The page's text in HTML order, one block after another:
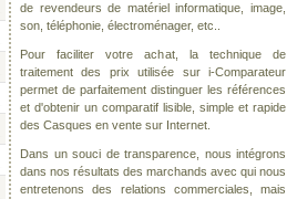
de revendeurs de matériel informatique, image,
son, téléphonie, électroménager, etc..
Pour faciliter votre achat, la technique de
traitement des prix utilisée sur i-Comparateur
permet de parfaitement distinguer les références
et d'obtenir un comparatif lisible, simple et rapide
des Casques en vente sur Internet.
Dans un souci de transparence, nous intégrons
dans nos résultats des marchands avec qui nous
entretenons des relations commerciales, mais